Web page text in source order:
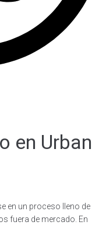
en Urban
en un proceso lleno de
fuera de mercado. En